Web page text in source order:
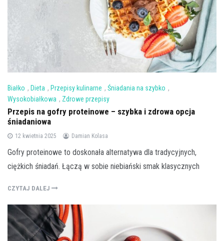
Białko , Dieta , Przepisy kulinarne , Śniadania na szybko ,
Wysokobiałkowa , Zdrowe przepisy
Przepis na gofry proteinowe – szybka i zdrowa opcja
śniadaniowa
12 kwietnia 2025 Damian Kolasa
Gofry proteinowe to doskonała alternatywa dla tradycyjnych,
ciężkich śniadań. Łączą w sobie niebiański smak klasycznych
CZYTAJ DALEJ